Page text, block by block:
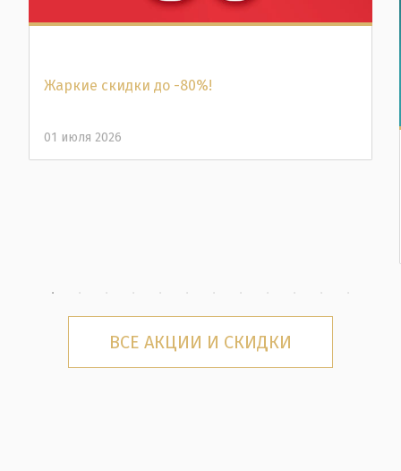
Жаркие скидки до -80%!
01 июля 2026
ВСЕ АКЦИИ И СКИДКИ